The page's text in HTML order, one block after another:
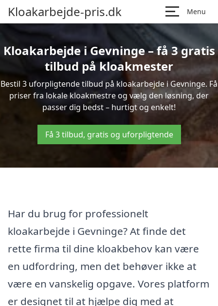
Kloakarbejde-pris.dk Menu
Kloakarbejde i Gevninge – få 3 gratis
tilbud på kloakmester
Bestil 3 uforpligtende tilbud på kloakarbejde i Gevninge. Få
priser fra lokale kloakmestre og vælg den løsning, der
passer dig bedst – hurtigt og enkelt!
Få 3 tilbud, gratis og uforpligtende
Har du brug for professionelt
kloakarbejde i Gevninge? At finde det
rette firma til dine kloakbehov kan være
en udfordring, men det behøver ikke at
være en vanskelig opgave. Vores platform
er designet til at hjælpe dig med at